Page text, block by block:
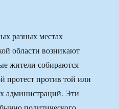
разных местах
области возникают
жители собираются
протест против той или
администраций. Эти